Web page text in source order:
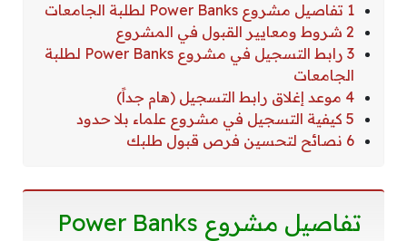
1 تفاصيل مشروع Power Banks لطلبة الجامعات
2 شروط ومعايير القبول في المشروع
3 رابط التسجيل في مشروع Power Banks لطلبة
الجامعات
4 موعد إغلاق رابط التسجيل (هام جداً)
5 كيفية التسجيل في مشروع علماء بلا حدود
6 نصائح لتحسين فرص قبول طلبك
تفاصيل مشروع Power Banks